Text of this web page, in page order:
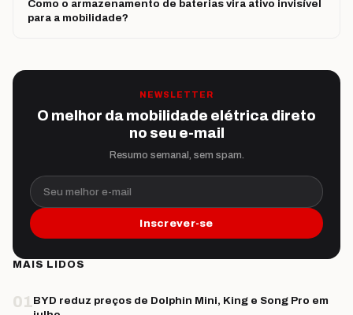
Como o armazenamento de baterias vira ativo invisível
para a mobilidade?
NEWSLETTER
O melhor da mobilidade elétrica direto
no seu e-mail
Resumo semanal, sem spam.
Seu melhor e-mail
Inscrever-se
MAIS LIDOS
01BYD reduz preços de Dolphin Mini, King e Song Pro em